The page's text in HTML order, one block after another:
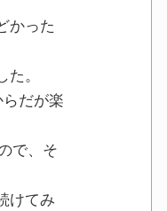
かった
。
だが楽
で、そ
けてみ